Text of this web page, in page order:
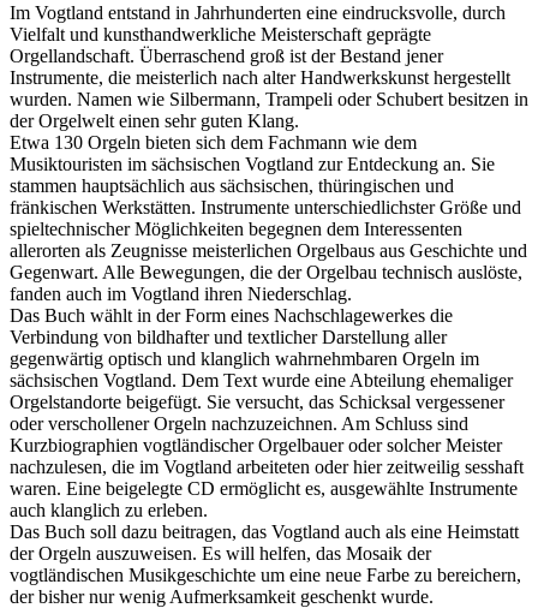
Im Vogtland entstand in Jahrhunderten eine eindrucksvolle, durch
Vielfalt und kunsthandwerkliche Meisterschaft geprägte
Orgellandschaft. Überraschend groß ist der Bestand jener
Instrumente, die meisterlich nach alter Handwerkskunst hergestellt
wurden. Namen wie Silbermann, Trampeli oder Schubert besitzen in
der Orgelwelt einen sehr guten Klang.
Etwa 130 Orgeln bieten sich dem Fachmann wie dem
Musiktouristen im sächsischen Vogtland zur Entdeckung an. Sie
stammen hauptsächlich aus sächsischen, thüringischen und
fränkischen Werkstätten. Instrumente unterschiedlichster Größe und
spieltechnischer Möglichkeiten begegnen dem Interessenten
allerorten als Zeugnisse meisterlichen Orgelbaus aus Geschichte und
Gegenwart. Alle Bewegungen, die der Orgelbau technisch auslöste,
fanden auch im Vogtland ihren Niederschlag.
Das Buch wählt in der Form eines Nachschlagewerkes die
Verbindung von bildhafter und textlicher Darstellung aller
gegenwärtig optisch und klanglich wahrnehmbaren Orgeln im
sächsischen Vogtland. Dem Text wurde eine Abteilung ehemaliger
Orgelstandorte beigefügt. Sie versucht, das Schicksal vergessener
oder verschollener Orgeln nachzuzeichnen. Am Schluss sind
Kurzbiographien vogtländischer Orgelbauer oder solcher Meister
nachzulesen, die im Vogtland arbeiteten oder hier zeitweilig sesshaft
waren. Eine beigelegte CD ermöglicht es, ausgewählte Instrumente
auch klanglich zu erleben.
Das Buch soll dazu beitragen, das Vogtland auch als eine Heimstatt
der Orgeln auszuweisen. Es will helfen, das Mosaik der
vogtländischen Musikgeschichte um eine neue Farbe zu bereichern,
der bisher nur wenig Aufmerksamkeit geschenkt wurde.